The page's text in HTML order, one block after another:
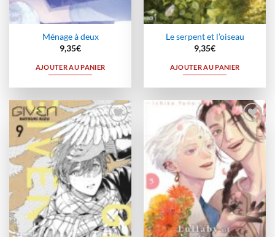
Ménage à deux
9,35€
AJOUTER AU PANIER
Le serpent et l’oiseau
9,35€
AJOUTER AU PANIER
Ajouter
à la
wishlist
Ajouter
à la
wishlist